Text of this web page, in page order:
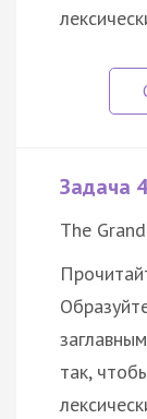
Задача 4
The
так,